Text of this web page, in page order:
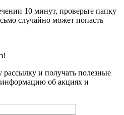
10 минут, проверьте папку
случайно может попасть
рассылку и получать полезные
об акциях и